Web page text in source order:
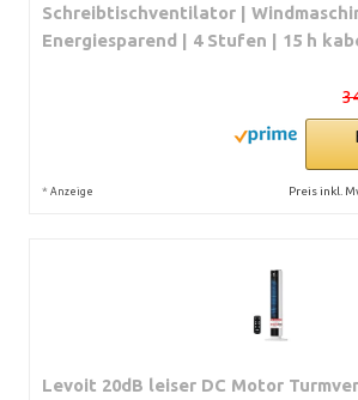
Schreibtischventilator |
Energiesparend | 4 Stufen | 15 h
* Anzeige Preis inkl.
Levoit 20dB leiser DC Motor